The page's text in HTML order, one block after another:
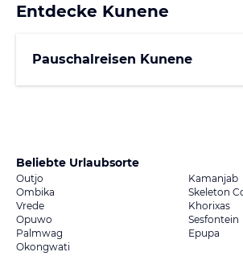
Entdecke Kunene
Pauschalreisen Kunene
Beliebte Urlaubsorte
Outjo
Kamanjab
Ombika
Skeleton
Vrede
Khorixas
Opuwo
Sesfontein
Palmwag
Epupa
Okongwati